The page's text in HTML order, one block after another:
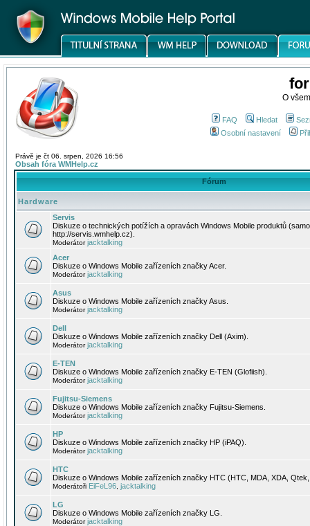
O
FAQ Hledat
Osobní nastavení
Právě je čt 06. srpen, 2026 16:56
Obsah fóra WMHelp.cz
Fórum
Hardware
Servis
Diskuze o technických potížích a opravách Windows Mobile produktů
http://servis.wmhelp.cz).
Moderátorjacktalking
Acer
Diskuze o Windows Mobile zařízeních značky Acer.
Moderátorjacktalking
Asus
Diskuze o Windows Mobile zařízeních značky Asus.
Moderátorjacktalking
Dell
Diskuze o Windows Mobile zařízeních značky Dell (Axim).
Moderátorjacktalking
E-TEN
Diskuze o Windows Mobile zařízeních značky E-TEN (Glofiish).
Moderátorjacktalking
Fujitsu-Siemens
Diskuze o Windows Mobile zařízeních značky Fujitsu-Siemens.
Moderátorjacktalking
HP
Diskuze o Windows Mobile zařízeních značky HP (iPAQ).
Moderátorjacktalking
HTC
Diskuze o Windows Mobile zařízeních značky HTC (HTC, MDA, XDA,
Moderátoři EiFeL96 jacktalking
LG
Diskuze o Windows Mobile zařízeních značky LG.
Moderátorjacktalking